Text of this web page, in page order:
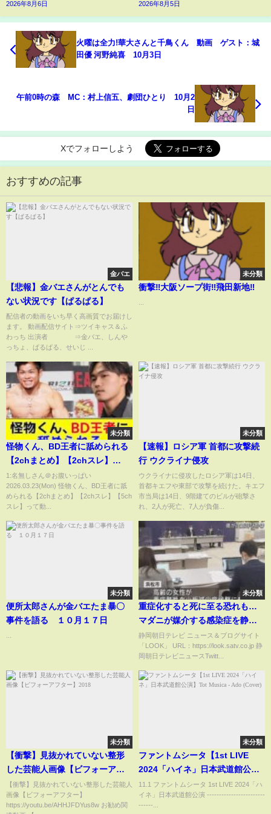
2026年8月6日 2026年8月5日
火曜は全力!華大さんと千鳥くん 動画 ゲスト：城
田優 河野純喜 10月3日
午前0時の森 MC：村上信五、劇団ひとり 10月2
日
Xでフォローしよう
おすすめの記事
金バエ
【悲報】金バエさんがとんでも
ない状況です【ぱるぱる】
配信者の動画をいち早く高画質でお届けし
ます。 動画配信サイト⇒ツイキャス＆ふ
わっち 出演者 ⇒金バエ、しんや
っちょ、ぱるぱる、せいじ ...
未分類
衝撃‼大阪ソープ街‼飛田新地‼
未分類
怪物くん、BD王者に舐められる
【2chまとめ】【2chスレ】
【5chスレ】
1:名無しさん＠お腹いっぱい
2026.03.23(Mon) 怪物くん、BD王者に舐
められる【2chまとめ】【2chスレ】【5ch
スレ】って動...
未分類
【速報】ロシア軍 首都に攻撃続
行 ウクライナ侵攻
ウクライナに侵攻したロシア軍は14日、
首都キエフや東部で攻撃を続けた。キエフ
市当局は14日、9階建てのビルが砲撃さ
れ、2人が死亡、7人が負傷...
未分類
便所太郎さんが金バエたま暴〇
事件を語る １０月１７日
未分類
重症化すると死に至る恐れも…
マダニが媒介する感染症を静岡
県内で今年初めて確認 県が注
意呼びかけ
静岡朝日テレビ ニュース＆ブログサイト
「LOOK」 URL：https://look.satv.co.jp 静
岡朝日テレビニュースTwitt...
未分類
【衝撃】見抜かれていない整形
した芸能人画像【ビフォーアフ
ター】2018
【衝撃】見抜かれていない整形した芸能人
画像【ビフォーアフター】
https://youtu.be/AHHJFDYus8w お勧め関
未分類
ファントムシータ【1st LIVE
2024「ハイネ」日本武道館公
演】Tot Musica - Ado (Cover)
11.1 ファントムシータ 1st LIVE 2024「ハ
イネ」日本武道館公演 ------------------------
------...